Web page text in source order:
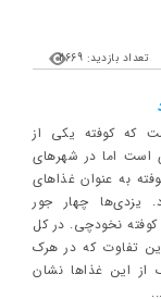
تعداد بازدید: 2669
که کوفته یکی از
است اما در شهرهای
به عنوان غذاهای
یزدی‌ها چهار جور
کوفته نخودچی. در کل
تفاوت که در هرک
از این غذاها نشان